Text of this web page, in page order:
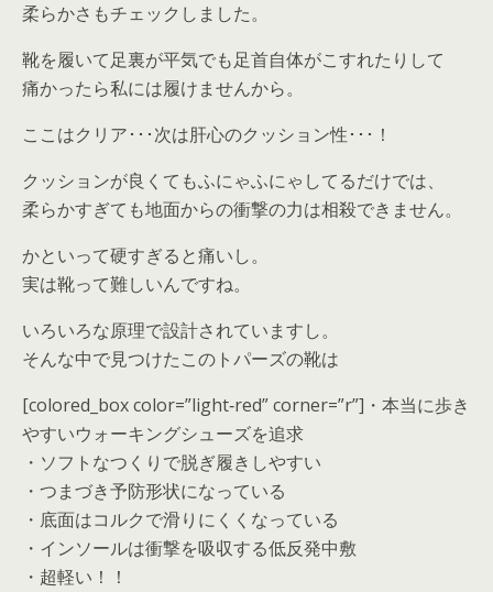
柔らかさもチェックしました。
靴を履いて足裏が平気でも足首自体がこすれたりして
痛かったら私には履けませんから。
ここはクリア･･･次は肝心のクッション性･･･！
クッションが良くてもふにゃふにゃしてるだけでは、
柔らかすぎても地面からの衝撃の力は相殺できません。
かといって硬すぎると痛いし。
実は靴って難しいんですね。
いろいろな原理で設計されていますし。
そんな中で見つけたこのトパーズの靴は
[colored_box color=”light‐red” corner=”r”]・本当に歩き
やすいウォーキングシューズを追求
・ソフトなつくりで脱ぎ履きしやすい
・つまづき予防形状になっている
・底面はコルクで滑りにくくなっている
・インソールは衝撃を吸収する低反発中敷
・超軽い！！